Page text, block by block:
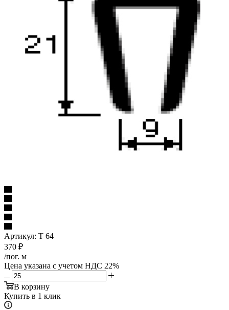
Артикул: Т 64
370 ₽
/пог. м
Цена указана с учетом НДС 22%
В корзину
Купить в 1 клик